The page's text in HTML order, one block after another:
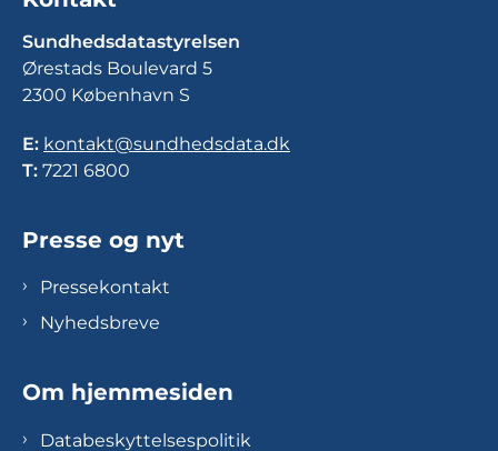
Sundhedsdatastyrelsen
Ørestads Boulevard 5
2300 København S
E: kontakt@sundhedsdata.dk
T: 7221 6800
Presse og nyt
Pressekontakt
Nyhedsbreve
Om hjemmesiden
Databeskyttelsespolitik